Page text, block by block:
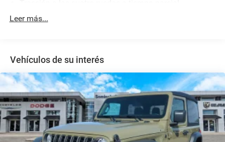
Batería de 700CCA libre de mantenimiento con
Batería auxiliar
Equipo de remolque -inc: Control de balanceo del
remolque
3 placas de deslizamiento
Amortiguadores de gas a presión
Barras antivuelco delanteras y traseras
Leer más...
Vehículos de su interés